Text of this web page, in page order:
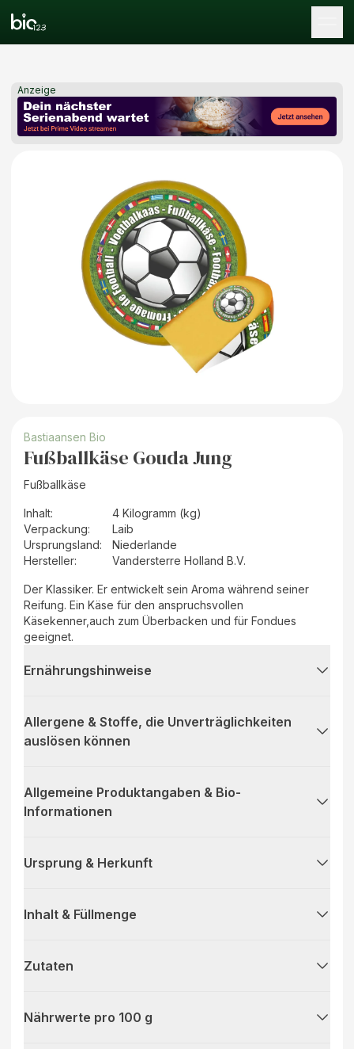
Anzeige
Bastiaansen Bio
Fußballkäse Gouda Jung
Fußballkäse
Inhalt:
4 Kilogramm (kg)
Verpackung:
Laib
Ursprungsland:
Niederlande
Hersteller: Vandersterre Holland B.V.
Der Klassiker. Er entwickelt sein Aroma während seiner
Reifung. Ein Käse für den anspruchsvollen
Käsekenner,auch zum Überbacken und für Fondues
geeignet.
Ernährungshinweise
Allergene & Stoffe, die Unverträglichkeiten
auslösen können
Allgemeine Produktangaben & Bio-
Informationen
Ursprung & Herkunft
Inhalt & Füllmenge
Zutaten
Nährwerte pro 100 g